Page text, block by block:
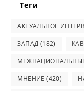
Теги
АКТУАЛЬНОЕ
ЗАПАД (182)
МНЕНИЕ (420)